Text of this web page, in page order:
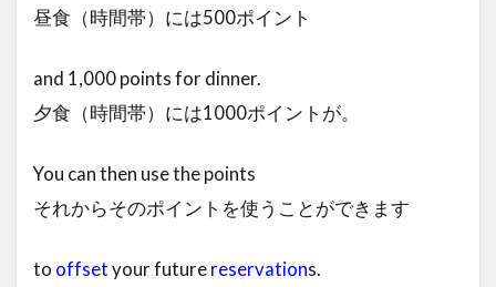
昼食（時間帯）には500ポイント
and 1,000 points for dinner.
夕食（時間帯）には1000ポイントが。
You can then use the points
それからそのポイントを使うことができます
to offsetyour futurereservations.